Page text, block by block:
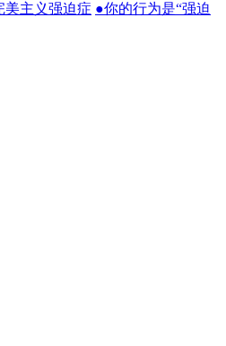
美主义强迫症 ●你的行为是“强迫